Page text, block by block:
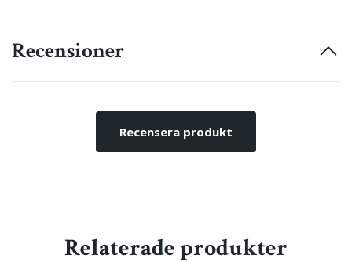
Recensioner
Recensera produkt
Relaterade produkter